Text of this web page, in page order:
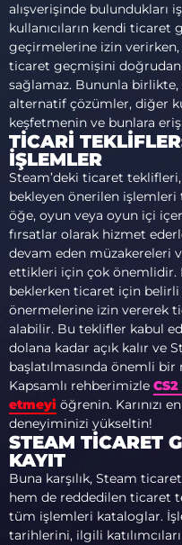
alışverişinde bulundukları
kullanıcıların kendi
geçirmelerine izin verirken,
ticaret geçmişini
sağlamaz. Bununla
alternatif çözümler, diğer
keşfetmenin ve bunlara
TICARI
İŞLEMLER
Steam’deki ticaret
bekleyen önerilen işlemleri
öğe, oyun veya oyun içi
fırsatlar olarak hizmet
devam eden müzakereleri
ettikleri için çok önemlidir.
beklerken ticaret için
önermelerine izin vererek
alabilir. Bu teklifler kabul
dolana kadar açık kalır ve
başlatılmasında önemli bir
Kapsamlı rehberimizle
etmeyi öğrenin. Karınızı
deneyiminizi yükseltin!
STEAM TICARET
KAYIT
Buna karşılık, Steam
hem de reddedilen ticaret
tüm işlemleri kataloglar.
tarihlerini, ilgili